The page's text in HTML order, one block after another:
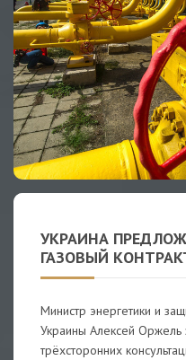
УКРАИНА
ГАЗОВЫЙ
Министр энергетики и
Украины Алексей Оржель
трёхсторонних